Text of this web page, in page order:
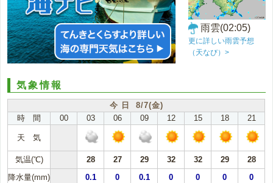
雨雲(02:05)
更に詳しい雨雲予想
（天なび）>
気象情報
今 日 8/7(金)
時 間
00 03 06 09 12 15 18 21
天 気
気温(℃) 28 27 29 32 32 29
28
降水量(mm)
0.1 0 0.1 0 0 0 0